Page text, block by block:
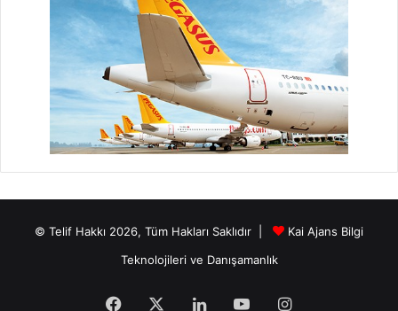
© Telif Hakkı 2026, Tüm Hakları Saklıdır |
Kai Ajans Bilgi
Teknolojileri ve Danışamanlık
Facebook LinkedInYouTubeInstagram